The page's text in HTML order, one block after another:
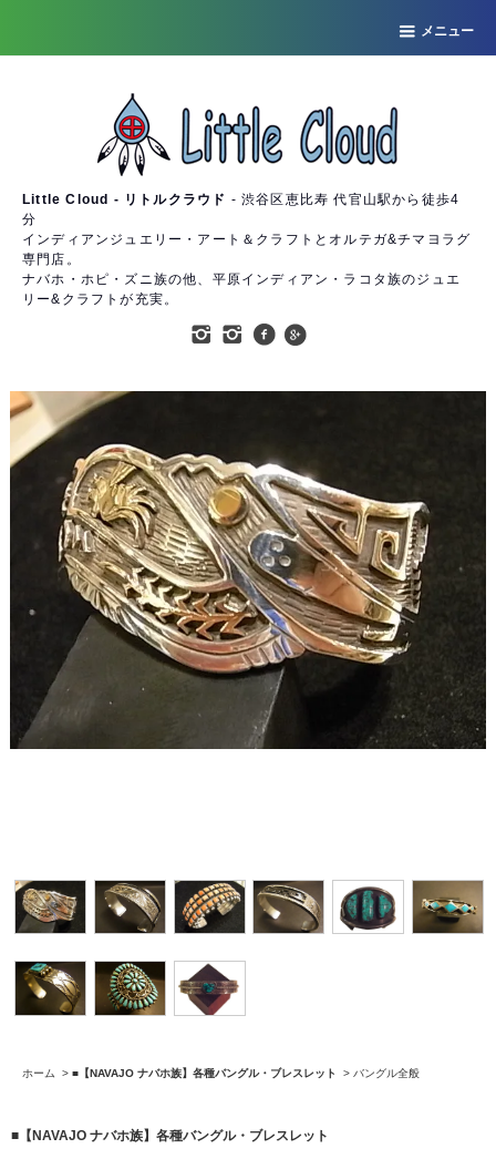
メニュー
Little Cloud - リトルクラウド - 渋谷区恵比寿 代官山駅から徒歩4
分
インディアンジュエリー・アート＆クラフトとオルテガ&チマヨラグ
専門店。
ナバホ・ホピ・ズニ族の他、平原インディアン・ラコタ族のジュエ
リー&クラフトが充実。
ホーム > ■【NAVAJO ナバホ族】各種バングル・ブレスレット > バングル全般
■【NAVAJO ナバホ族】各種バングル・ブレスレット